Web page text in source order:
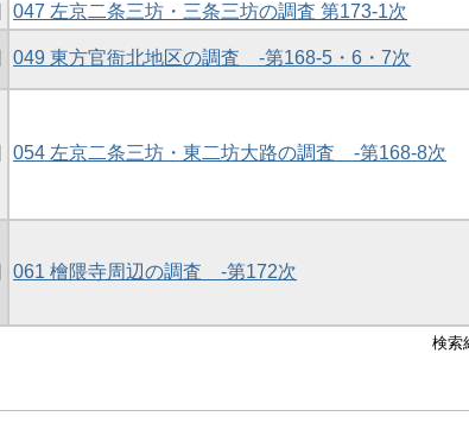
047 左京二条三坊・三条三坊の調査 第173-1次
049 東方官衙北地区の調査 -第168-5・6・7次
054 左京二条三坊・東二坊大路の調査 -第168-8次
061 檜隈寺周辺の調査 -第172次
検索